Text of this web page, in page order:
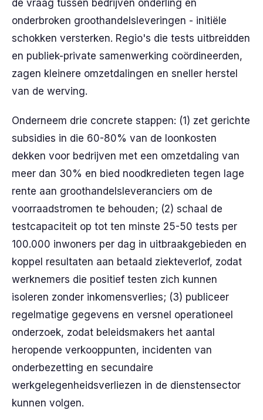
de vraag tussen bedrijven onderling en
onderbroken groothandelsleveringen - initiële
schokken versterken. Regio's die tests uitbreidden
en publiek-private samenwerking coördineerden,
zagen kleinere omzetdalingen en sneller herstel
van de werving.
Onderneem drie concrete stappen: (1) zet gerichte
subsidies in die 60-80% van de loonkosten
dekken voor bedrijven met een omzetdaling van
meer dan 30% en bied noodkredieten tegen lage
rente aan groothandelsleveranciers om de
voorraadstromen te behouden; (2) schaal de
testcapaciteit op tot ten minste 25-50 tests per
100.000 inwoners per dag in uitbraakgebieden en
koppel resultaten aan betaald ziekteverlof, zodat
werknemers die positief testen zich kunnen
isoleren zonder inkomensverlies; (3) publiceer
regelmatige gegevens en versnel operationeel
onderzoek, zodat beleidsmakers het aantal
heropende verkooppunten, incidenten van
onderbezetting en secundaire
werkgelegenheidsverliezen in de dienstensector
kunnen volgen.